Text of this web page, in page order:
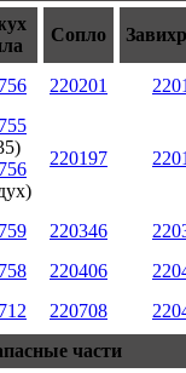
Сопло
220201
220197
220346
220406
220708
части